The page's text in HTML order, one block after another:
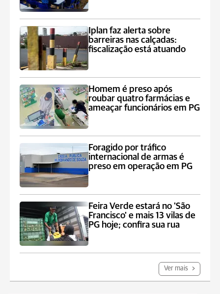
Iplan faz alerta sobre
barreiras nas calçadas:
fiscalização está atuando
Homem é preso após
roubar quatro farmácias e
ameaçar funcionários em PG
Foragido por tráfico
internacional de armas é
preso em operação em PG
Feira Verde estará no 'São
Francisco' e mais 13 vilas de
PG hoje; confira sua rua
Ver mais